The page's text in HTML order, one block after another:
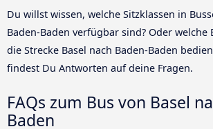
Du willst wissen, welche Sitzklassen in
Baden-Baden verfügbar sind? Oder welche
die Strecke Basel nach Baden-Baden
findest Du Antworten auf deine Fragen.
FAQs zum Bus von Basel
Baden